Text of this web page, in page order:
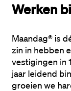
Werken
Maandag® is
zin in hebben
vestigingen in
jaar leidend
groeien we